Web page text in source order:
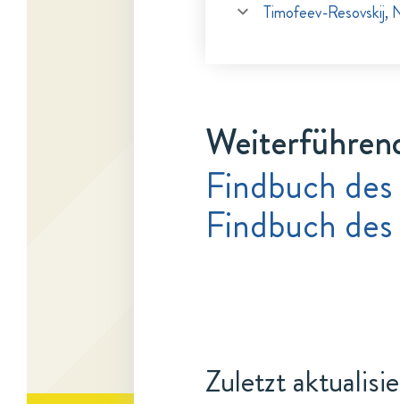
Timofeev-Resovskij,
Findbuch
Findbuch
Zuletzt